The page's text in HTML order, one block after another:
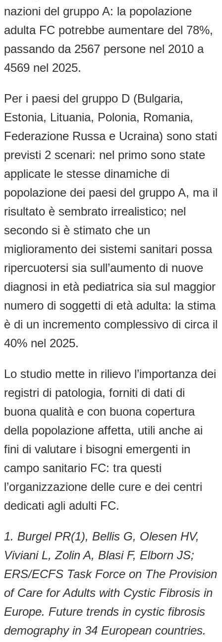
nazioni del gruppo A: la popolazione
adulta FC potrebbe aumentare del 78%,
passando da 2567 persone nel 2010 a
4569 nel 2025.
Per i paesi del gruppo D (Bulgaria,
Estonia, Lituania, Polonia, Romania,
Federazione Russa e Ucraina) sono stati
previsti 2 scenari: nel primo sono state
applicate le stesse dinamiche di
popolazione dei paesi del gruppo A, ma il
risultato è sembrato irrealistico; nel
secondo si è stimato che un
miglioramento dei sistemi sanitari possa
ripercuotersi sia sull’aumento di nuove
diagnosi in età pediatrica sia sul maggior
numero di soggetti di età adulta: la stima
è di un incremento complessivo di circa il
40% nel 2025.
Lo studio mette in rilievo l’importanza dei
registri di patologia, forniti di dati di
buona qualità e con buona copertura
della popolazione affetta, utili anche ai
fini di valutare i bisogni emergenti in
campo sanitario FC: tra questi
l’organizzazione delle cure e dei centri
dedicati agli adulti FC.
1. Burgel PR(1), Bellis G, Olesen HV,
Viviani L, Zolin A, Blasi F, Elborn JS;
ERS/ECFS Task Force on The Provision
of Care for Adults with Cystic Fibrosis in
Europe. Future trends in cystic fibrosis
demography in 34 European countries.